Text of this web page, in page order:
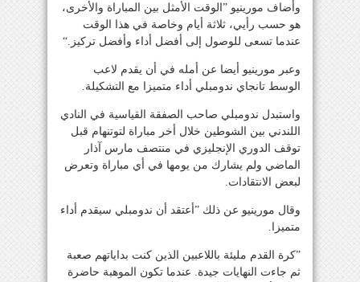
وأضاف مورينيو ”الوقت الأمثل بين المباراة والأخرى،
هو حسب رأيي، ثلاثة أيام وخاصة في هذا الوقت
عندما تسعى للوصول إلى أفضل أداء وأفضل تركيز.“
وعبر مورينيو أيضا عن أمله في أن يقدم لاعب
الوسط تانجاي ندومبلي أداء متميزا مع التشكيلة.
واستبدل ندومبلي صاحب الصفقة القياسية في النادي
اللندني بين الشوطين خلال أخر مباراة لتوتنهام قبل
توقف الدوري الإنجليزي في منتصف مارس آذار
الماضي ولم يشارك من يومها في أي مباراة وتعرض
لبعض الانتقادات.
وقال مورينيو عن ذلك ”أعتقد أن ندومبلي سيقدم أداء
متميزا.
”كرة القدم مليئة باللاعبين الذين كنت بداياتهم صعبة
ثم جاءت النهايات جيدة. عندما تكون الموهبة حاضرة